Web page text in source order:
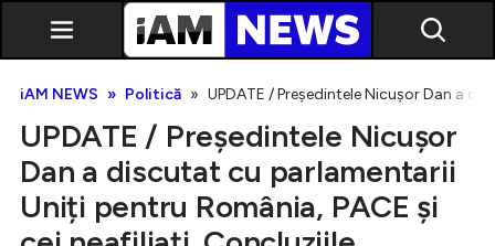
Exclusiv
iAM NEWS Politică UPDATE / Președintele Nicușor Dan a
UPDATE / Președintele Nicușor
Dan a discutat cu parlamentarii
Uniți pentru România, PACE și